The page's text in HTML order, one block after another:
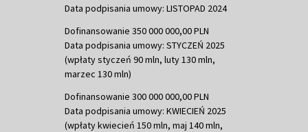
Data podpisania umowy: LISTOPAD 2024
Dofinansowanie 350 000 000,00 PLN
Data podpisania umowy: STYCZEŃ 2025
(wpłaty styczeń 90 mln, luty 130 mln,
marzec 130 mln)
Dofinansowanie 300 000 000,00 PLN
Data podpisania umowy: KWIECIEŃ 2025
(wpłaty kwiecień 150 mln, maj 140 mln,